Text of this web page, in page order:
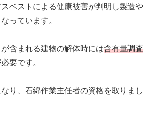
ベストによる健康被害が判明し製造や
っています。
含まれる建物の解体時には含有量調査
要です。
り、 石綿作業主任者の資格を取りまし